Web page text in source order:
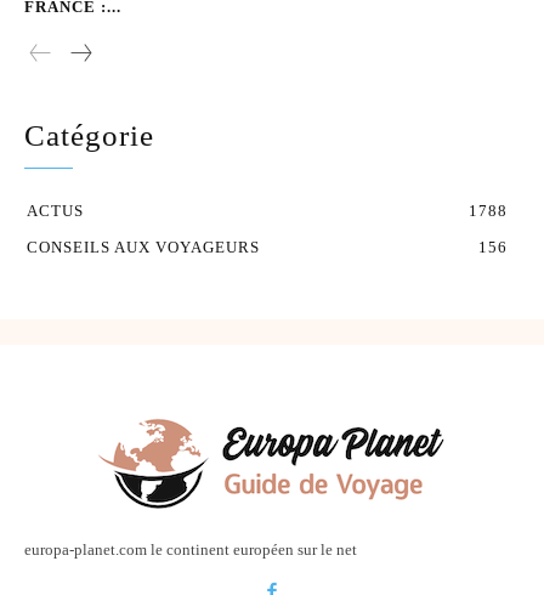
FRANCE :...
Catégorie
ACTUS
1788
CONSEILS AUX VOYAGEURS
156
europa-planet.com le continent européen sur le net